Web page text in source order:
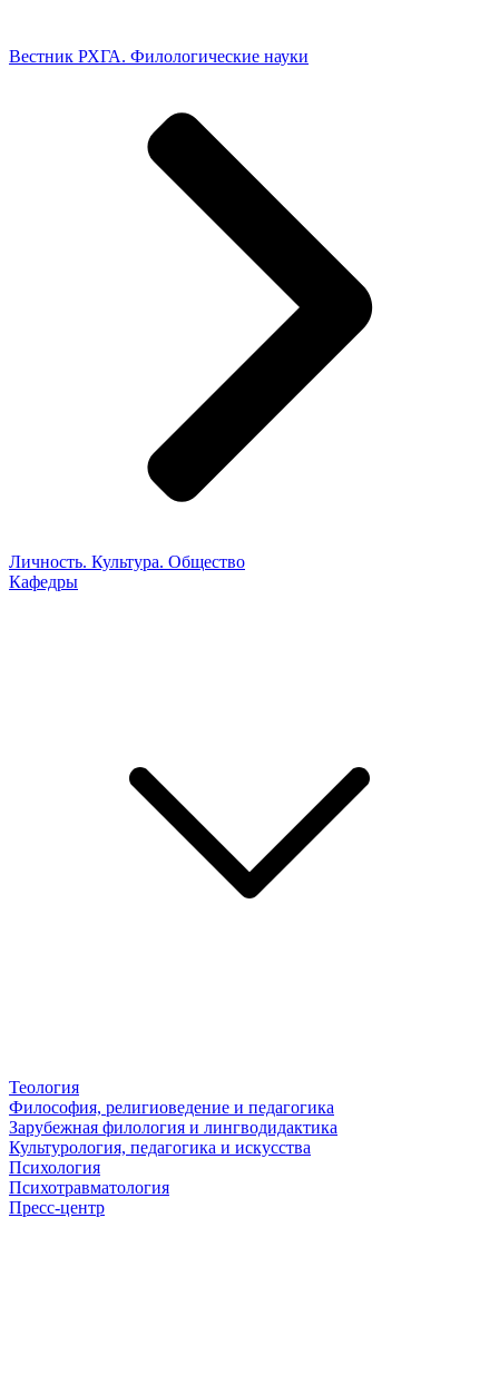
Вестник РХГА. Филологические науки
Личность. Культура. Общество
Кафедры
Теология
Философия, религиоведение и педагогика
Зарубежная филология и лингводидактика
Культурология, педагогика и искусства
Психология
Психотравматология
Пресс-центр